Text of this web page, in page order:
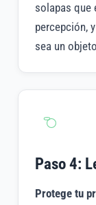
solapas que
percepción,
sea un
Paso 4:
Protege tu